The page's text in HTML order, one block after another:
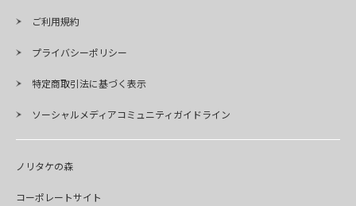
ご利用規約
プライバシーポリシー
特定商取引法に基づく表示
ソーシャルメディアコミュニティガイドライン
ノリタケの森
コーポレートサイト